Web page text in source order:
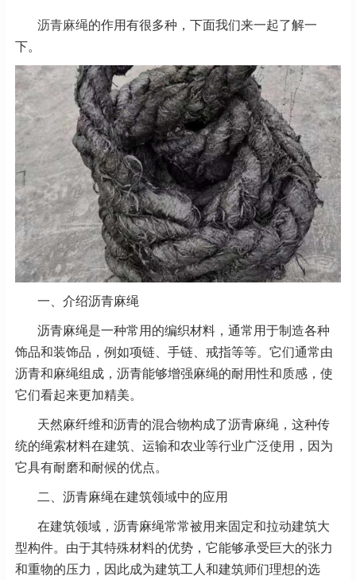
沥青麻绳的作用有很多种，下面我们来一起了解一
下。
一、介绍沥青麻绳
沥青麻绳是一种常用的编织材料，通常用于制造各种
饰品和装饰品，例如项链、手链、戒指等等。它们通常由
沥青和麻绳组成，沥青能够增强麻绳的耐用性和质感，使
它们看起来更加精美。
天然麻纤维和沥青的混合物构成了沥青麻绳，这种传
统的绳索材料在建筑、运输和农业等行业广泛使用，因为
它具有耐磨和耐候的优点。
二、沥青麻绳在建筑领域中的应用
在建筑领域，沥青麻绳常常被用来固定和拉动建筑大
型构件。由于其特殊材料的优势，它能够承受巨大的张力
和重物的压力，因此成为建筑工人和建筑师们理想的选